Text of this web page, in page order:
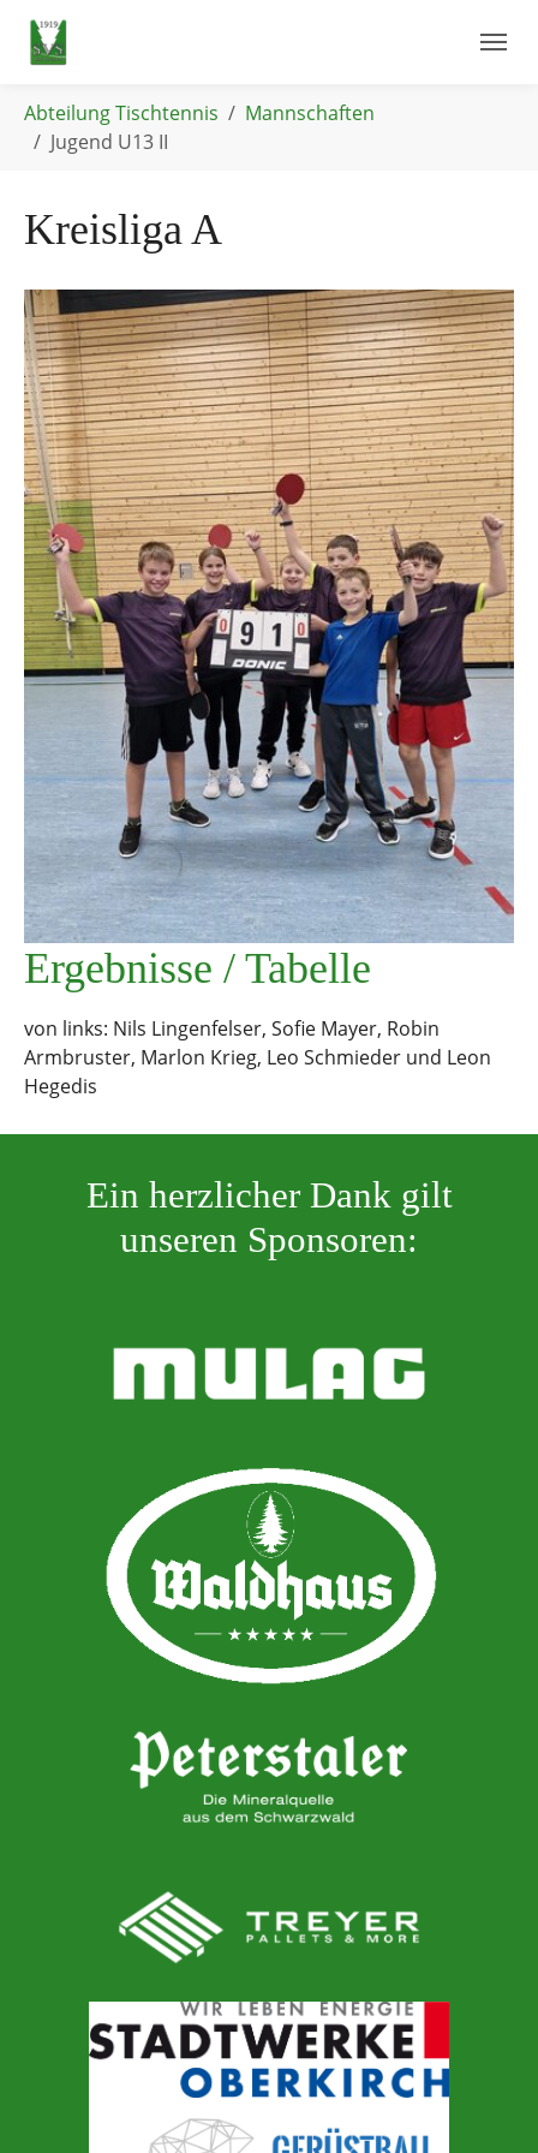
Skip to main navigation
Skip to main content
Skip to page footer
Abteilung Tischtennis
Mannschaften
Jugend U13 II
Kreisliga A
Ergebnisse / Tabelle
von links: Nils Lingenfelser, Sofie Mayer, Robin
Armbruster, Marlon Krieg, Leo Schmieder und Leon
Hegedis
Ein herzlicher Dank gilt
unseren Sponsoren: